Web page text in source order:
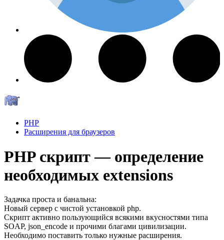
PHP
Расширения для браузеров
PHP скрипт — определение
необходимых extensions
Задачка проста и банальна:
Новый сервер с чистой установкой php.
Скрипт активно пользующийся всякими вкусностями типа
SOAP, json_encode и прочими благами цивилизации.
Необходимо поставить только нужные расширения.